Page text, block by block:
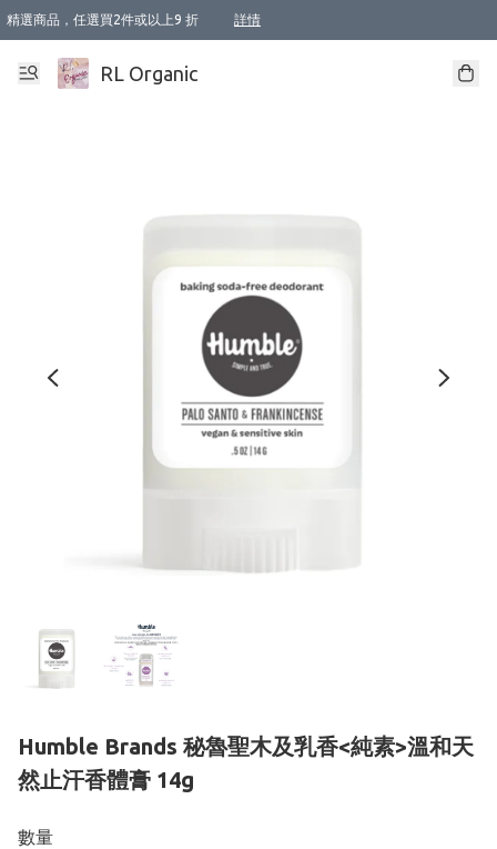
精選商品，任選買2件或以上9 折 詳情
XI周年優惠【新品自由選2件88折/3件85折】
XI周年優惠【Chakra 脈輪平衡自由選2件9折/3件85折/5件8折】
Florame 肌底自由選 2支9折 3支85折
XI周年優惠【蟲蟲退散 · 防衛結界﹞系列2件9折】
Sunki 任選2件95折
BIOFFICINA TOSCANA 任選2支9折 3支85折
Lamav 任選1件9折 2件85折
Mukti Organics 指定產品任選1件9折, 2件88折 3件85折
Intelligent Nutrients Skincare 任選2件9折
deodorant 任選2件88折
化妝品 任選2件95折
XI周年優惠【身心靈單品 任選2件9折/3件85折/5件8折】
XI周年優惠 【精油/香水 任選2件9折/3件85折/5件8折】
XI周年優惠【「關節到肌膚」全效養護 BODY OIL 組2件88折/3件85折】
XI周年優惠【夏日有機物理防曬套裝2件88折】
XI周年優惠【夏日潔面隨意選2件88折/3件85折】
XI周年優惠【逆齡奇蹟抗氧 11 自由選2件88折/3件85折/4件或以上8折】
新會員首次購物即享全單 95 折優惠！
成為VIP / VVIP 可享有生日月現金扣減獎賞優惠 !! 記得去賬户資料填上生日日期啦 !
選用順豐速運，滿$500 免運費
本地速遞 京東 送住宅/ 工商地址 $400 免運費
澳門訂單選用順豐速運，滿$800 免運費
RL Organic
Humble Brands 秘魯聖木及乳香<純素>溫和天
然止汗香體膏 14g
數量